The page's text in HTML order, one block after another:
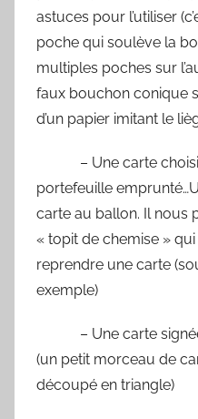
astuces pour l’utiliser
poche qui soulève la
multiples poches sur
faux bouchon conique
d’un papier imitant le
– Une carte choisie
portefeuille
carte au ballon. Il nous
« topit de chemise »
reprendre une carte
exemple)
– Une carte signée
(un petit morceau de
découpé en triangle)